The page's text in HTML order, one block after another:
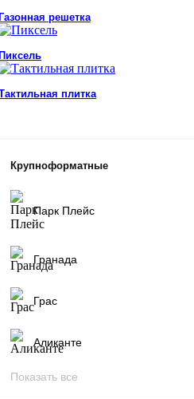
решетка
плитка
Крупноформатные
Парк Плейс
Гранада
Грас
Аликанте
Показать все